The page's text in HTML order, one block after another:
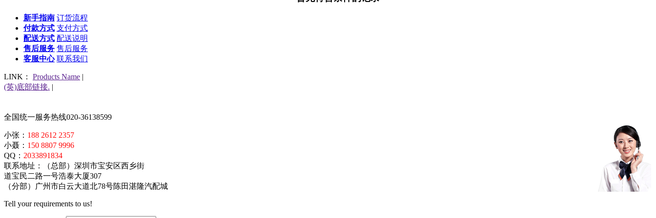
新手指南 订货流程
付款方式 支付方式
配送方式 配送说明
售后服务 售后服务
客服中心 联系我们
LINK： Products Name |
(英)底部链接. |
全国统一服务热线020-36138599
小张： 188 2612 2357
小聂： 150 8807 9996
QQ： 2033891834
联系地址：（总部）深圳市宝安区西乡街
道宝民二路一号浩泰大厦307
（分部）广州市白云大道北78号陈田湛隆汽配城
Tell your requirements to us!